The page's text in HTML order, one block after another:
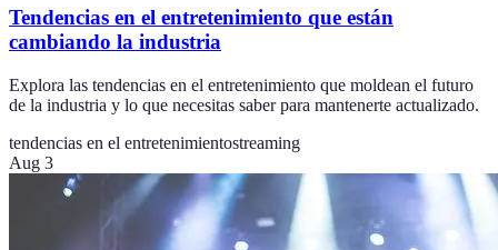
Tendencias en el entretenimiento que están
cambiando la industria
Explora las tendencias en el entretenimiento que moldean el futuro
de la industria y lo que necesitas saber para mantenerte actualizado.
tendencias en el entretenimientostreaming
Aug 3